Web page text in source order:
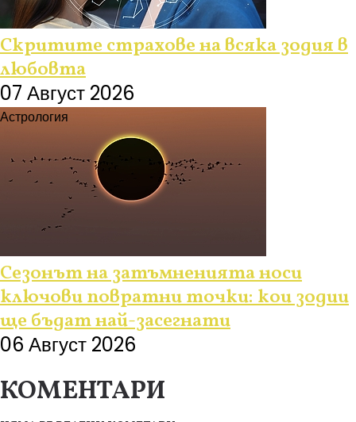
Скритите страхове на всяка зодия в
любовта
07 Август 2026
Астрология
Сезонът на затъмненията носи
ключови повратни точки: кои зодии
ще бъдат най-засегнати
06 Август 2026
КОМЕНТАРИ